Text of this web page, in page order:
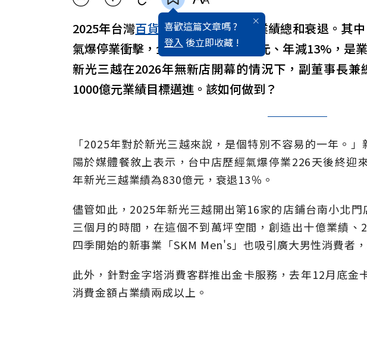
喜歡這篇文章嗎 ?
登入 後立即收藏 !
2025年台灣百貨 業遭遇逆風，整體業績總和衰退。其
氣爆停業衝擊，全年業績掉至830億元、年減13%，是
新光三越在2026年無新店開幕的情況下，副董事長兼
1000億元業績目標邁進。該如何做到？
「2025年對於新光三越來說，是個特別不容易的一年。
陽於媒體餐敘上表示，台中店歷經氣爆停業226天後終迎
年新光三越業績為830億元，衰退13％。
儘管如此，2025年新光三越開出第16家的店鋪台南小北
三個月的時間，在這個不到萬坪空間，創造出十億業績
四季開始的新事業「SKM Men's」也吸引廣大男性消費者
此外，針對金字塔消費客群推出金卡服務，去年12月底金
消費金額占業績兩成以上。